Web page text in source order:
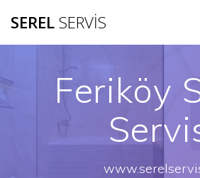
SERELSERVİS
Feriköy